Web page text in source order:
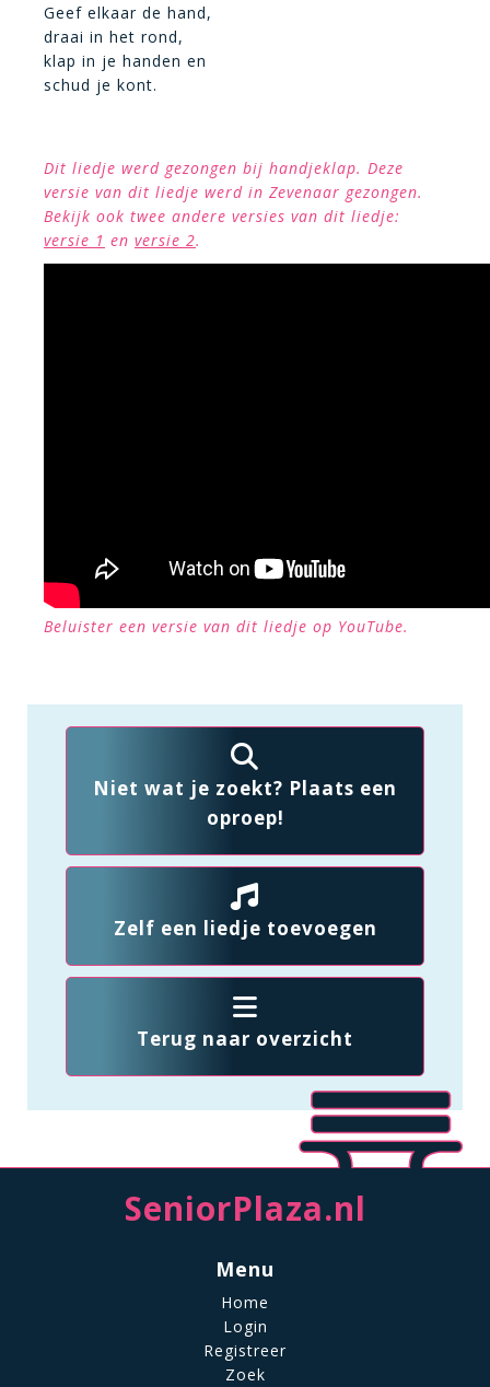
Geef elkaar de hand,
draai in het rond,
klap in je handen en
schud je kont.
Dit liedje werd gezongen bij handjeklap. Deze
versie van dit liedje werd in Zevenaar gezongen.
Bekijk ook twee andere versies van dit liedje:
versie 1 en versie 2.
Beluister een versie van dit liedje op YouTube.
Niet wat je zoekt? Plaats een
oproep!
Zelf een liedje toevoegen
Terug naar overzicht
SeniorPlaza.nl
Menu
Home
Login
Registreer
Zoek